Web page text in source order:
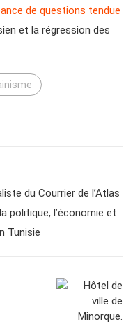
de questions tendue
et la régression des
du Courrier de l’Atlas
politique, l’économie et
Tunisie